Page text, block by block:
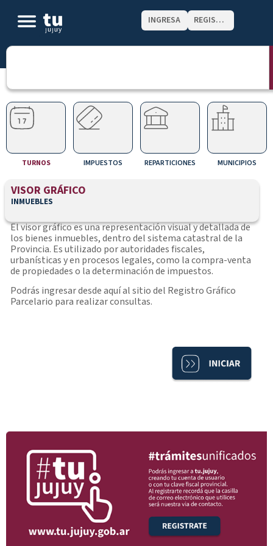
INGRESA REGISTRATE
TURNOS IMPUESTOS REPARTICIONES MUNICIPIOS
VISOR GRÁFICO
INMUEBLES
El visor gráfico es una representación visual y detallada de
los bienes inmuebles, dentro del sistema catastral de la
Provincia. Es utilizado por autoridades fiscales,
urbanísticas y en procesos legales, como la compra-venta
de propiedades o la determinación de impuestos.
Podrás ingresar desde aquí al sitio del Registro Gráfico
Parcelario para realizar consultas.